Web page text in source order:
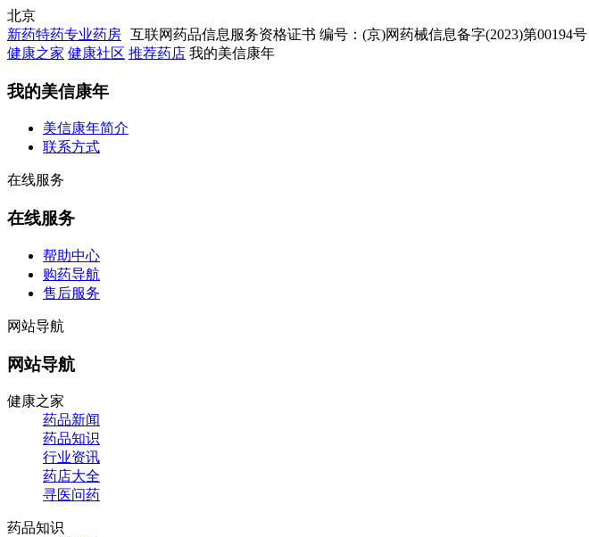
北京
新药特药专业药房 互联网药品信息服务资格证书 编号：(京)网药械信息备字(2023)第00194号
健康之家 健康社区 推荐药店 我的美信康年
我的美信康年
美信康年简介
联系方式
在线服务
在线服务
帮助中心
购药导航
售后服务
网站导航
网站导航
健康之家
药品新闻
药品知识
行业资讯
药店大全
寻医问药
药品知识